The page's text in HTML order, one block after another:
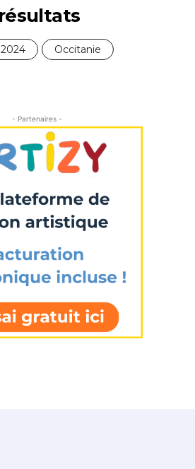
Occitanie
- Partenaires -